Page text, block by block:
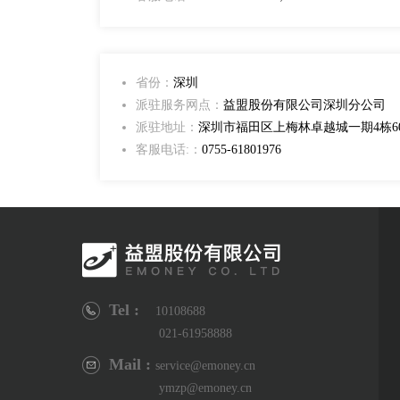
省份： 深圳
派驻服务网点： 益盟股份有限公司深圳分公司
派驻地址： 深圳市福田区上梅林卓越城一期4栋
客服电话:： 0755-61801976